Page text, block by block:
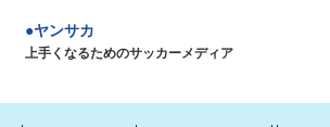
ヤンサカ
上手くなるためのサッカーメディア